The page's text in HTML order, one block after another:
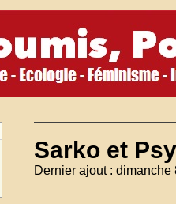
Sarko et
Dernier ajout : dimanche